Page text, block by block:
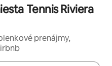
Tennis Riviera
prenájmy,